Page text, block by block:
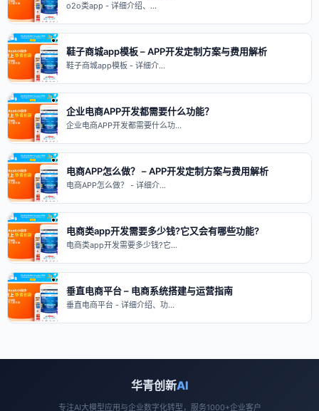
o2o类app - 详细介绍、…
鞋子商城app模板 – APP开发定制方案与费用解析
鞋子商城app模板 - 详细介…
企业电商APP开发都需要什么功能？
企业电商APP开发都需要什么功…
电商APP怎么做？ – APP开发定制方案与费用解析
电商APP怎么做？ - 详细介…
电商类app开发需要多少钱?它又会有哪些功能?
电商类app开发需要多少钱?它…
垂直电商平台 – 电商系统搭建与运营指南
垂直电商平台 - 详细介绍、功…
华青创新AI
专注AI大模型应用与企业数字化转型，服务1000+企业客户